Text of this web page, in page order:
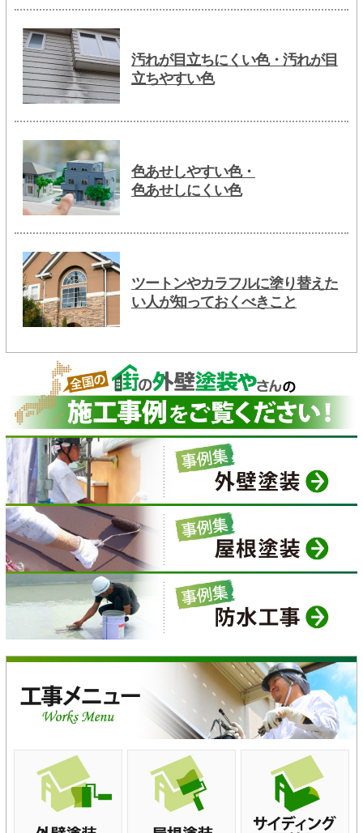
汚れが目立ちにくい色・汚れが目
立ちやすい色
色あせしやすい色・
色あせしにくい色
ツートンやカラフルに塗り替えた
い人が知っておくべきこと